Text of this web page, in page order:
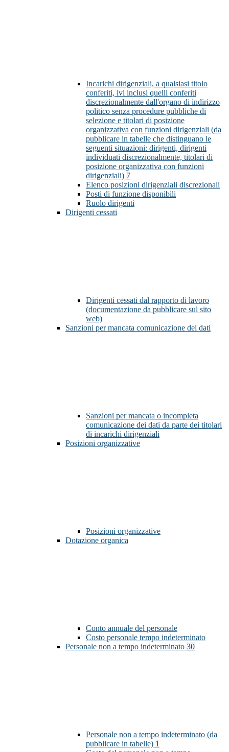
Incarichi dirigenziali, a qualsiasi titolo
conferiti, ivi inclusi quelli conferiti
discrezionalmente dall'organo di indirizzo
politico senza procedure pubbliche di
selezione e titolari di posizione
organizzativa con funzioni dirigenziali (da
pubblicare in tabelle che distinguano le
seguenti situazioni: dirigenti, dirigenti
individuati discrezionalmente, titolari di
posizione organizzativa con funzioni
dirigenziali) 7
Elenco posizioni dirigenziali discrezionali
Posti di funzione disponibili
Ruolo dirigenti
Dirigenti cessati
Dirigenti cessati dal rapporto di lavoro
(documentazione da pubblicare sul sito
web)
Sanzioni per mancata comunicazione dei dati
Sanzioni per mancata o incompleta
comunicazione dei dati da parte dei titolari
di incarichi dirigenziali
Posizioni organizzative
Posizioni organizzative
Dotazione organica
Conto annuale del personale
Costo personale tempo indeterminato
Personale non a tempo indeterminato 30
Personale non a tempo indeterminato (da
pubblicare in tabelle) 1